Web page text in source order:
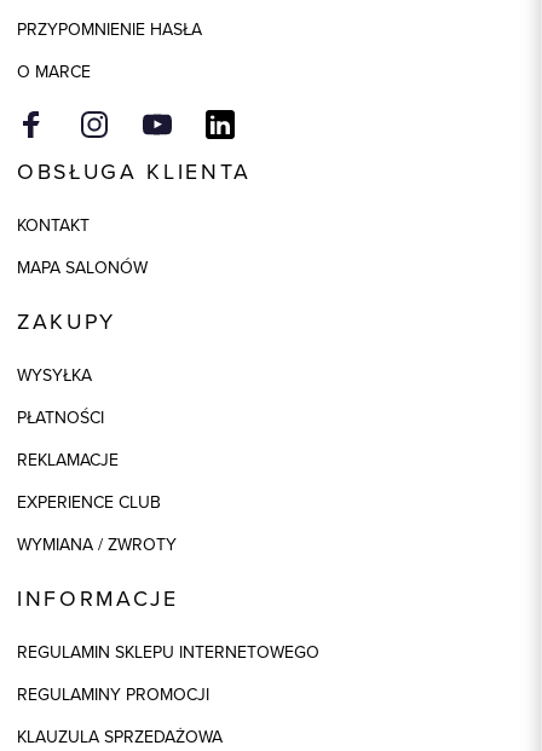
PRZYPOMNIENIE HASŁA
O MARCE
OBSŁUGA KLIENTA
KONTAKT
MAPA SALONÓW
ZAKUPY
WYSYŁKA
PŁATNOŚCI
REKLAMACJE
EXPERIENCE CLUB
WYMIANA / ZWROTY
INFORMACJE
REGULAMIN SKLEPU INTERNETOWEGO
REGULAMINY PROMOCJI
KLAUZULA SPRZEDAŻOWA